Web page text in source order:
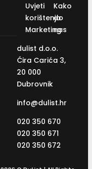
Uvjeti
korištenja
Marketing
Kako
do
nas
dulist d.o.o.
Ćira Carića 3,
20 000
Dubrovnik
info@dulist.hr
020 350 670
020 350 671
020 350 672